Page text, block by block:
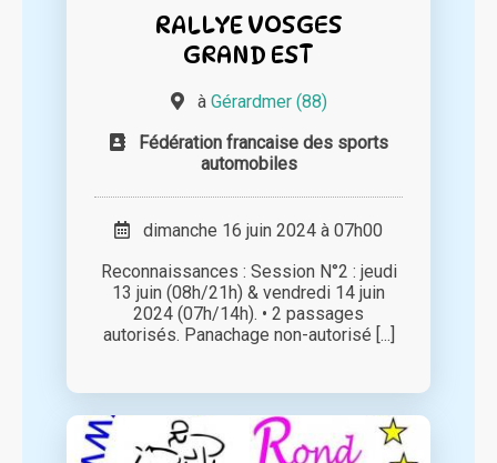
RALLYE VOSGES
GRAND EST
à Gérardmer (88)
Fédération francaise des sports
automobiles
dimanche 16 juin 2024 à 07h00
Reconnaissances : Session N°2 : jeudi
13 juin (08h/21h) & vendredi 14 juin
2024 (07h/14h). • 2 passages
autorisés. Panachage non-autorisé [...]